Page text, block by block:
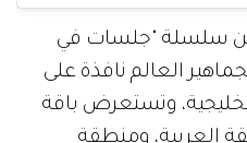
سلسلة "جلسات في
العالم نافذة على
وتستعرض باقة
العربية، ومنطقة